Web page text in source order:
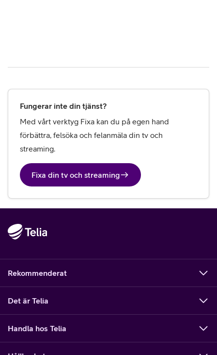
Fungerar inte din tjänst?
Med vårt verktyg Fixa kan du på egen hand
förbättra, felsöka och felanmäla din tv och
streaming.
Fixa din tv och streaming
Rekommenderat
Det är Telia
Handla hos Telia